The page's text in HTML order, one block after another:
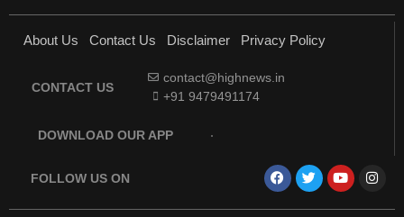
About Us Contact Us Disclaimer Privacy Policy
CONTACT US
contact@highnews.in
+91 9479491174
DOWNLOAD OUR APP
FOLLOW US ON